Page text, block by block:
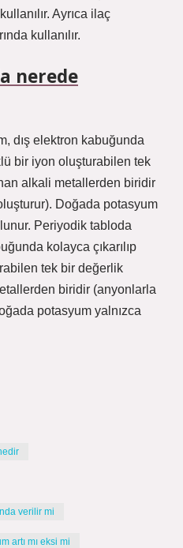
Ayrıca ilaç
kullanılır.
nerede
dış elektron kabuğunda
bir iyon oluşturabilen tek
alkali metallerden biridir
Doğada potasyum
Periyodik tabloda
kolayca çıkarılıp
tek bir değerlik
biridir (anyonlarla
potasyum yalnızca
verilir mi
artı mı eksi mi